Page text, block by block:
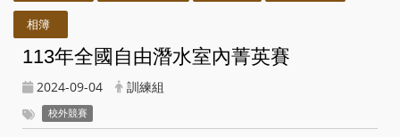
相簿
113年全國自由潛水室內菁英賽
2024-09-04 訓練組
校外競賽